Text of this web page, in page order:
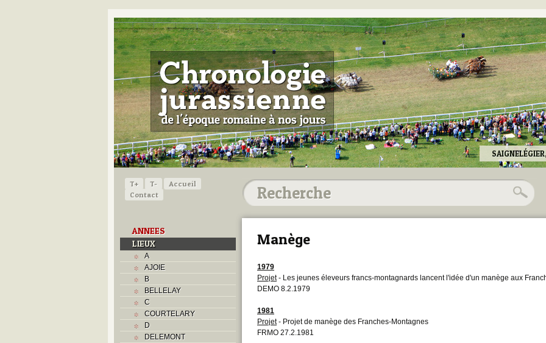
T+ T-
Accueil
Contact
ANNEES
LIEUX
A
AJOIE
B
BELLELAY
C
COURTELARY
D
DELEMONT
Manège
1979
Projet- Les jeunes éleveurs francs-montagnards lancent l'idée d'un manège aux
DEMO 8.2.1979
1981
Projet- Projet de manège des Franches-Montagnes
FRMO 27.2.1981